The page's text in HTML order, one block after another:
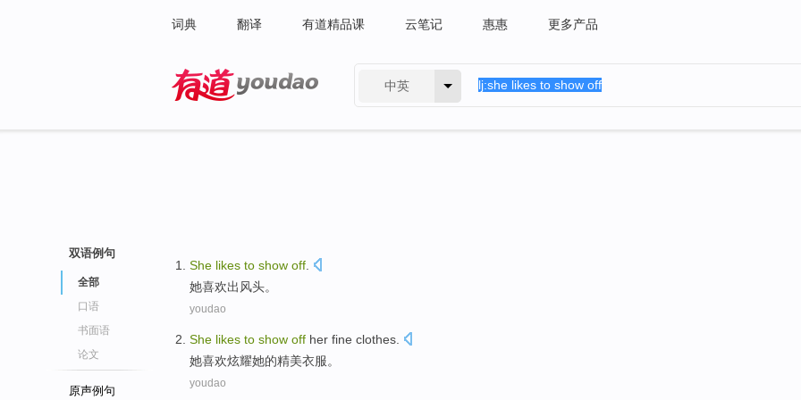
词典 翻译 有道精品课 云笔记 惠惠 更多产品
中英
双语例句
全部
口语
书面语
论文
原声例句
She likes to show off
她喜欢出风头。
youdao
She likes to show off her fine clothes
她喜欢炫耀她的精美衣服。
youdao